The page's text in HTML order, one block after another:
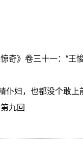
奇》卷三十一：“
仆妇，也都没个敢上
九回